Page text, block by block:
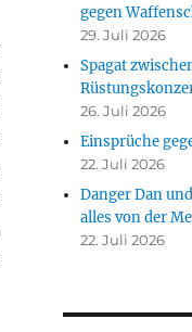
gegen
29. Juli 2026
Spagat
26. Juli 2026
Einsprüche
22. Juli 2026
Danger Dan
alles von der
22. Juli 2026